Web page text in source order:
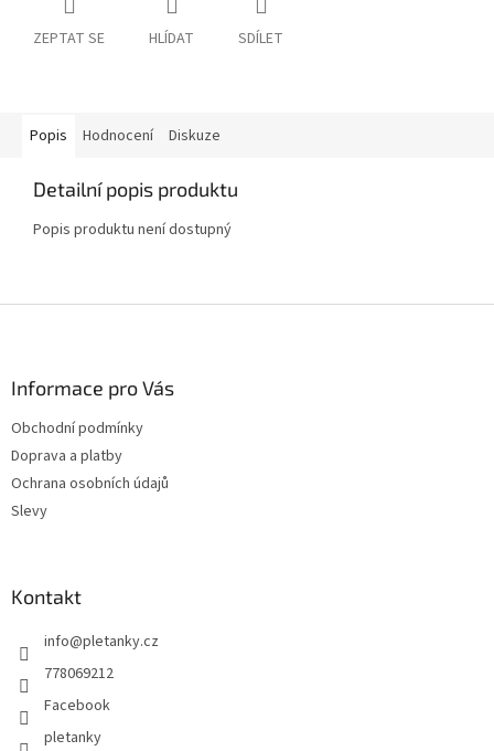
ZEPTAT SE HLÍDAT SDÍLET
Popis Hodnocení Diskuze
Detailní popis produktu
Popis produktu není dostupný
Informace pro Vás
Obchodní podmínky
Doprava a platby
Ochrana osobních údajů
Slevy
Kontakt
info@pletanky.cz
778069212
Facebook
pletanky